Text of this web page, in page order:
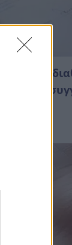
χωρίς
αφήσει
04:28